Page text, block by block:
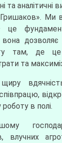
та
Ми
це
там, де це
та
в полі.
влучних